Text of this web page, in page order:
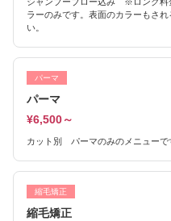
ラーのみです。表面のカラーもさ
い。
パーマ
パーマ
¥6,500～
カット別 パーマのみのメニューで
縮毛矯正
縮毛矯正